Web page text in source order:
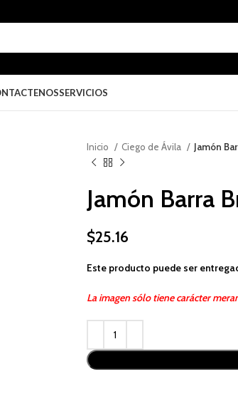
SERVICIOS
Inicio Ciego de Ávila Jamón
Jamón Barra
$25.16
Este producto puede ser
La imagen sólo tiene carácter